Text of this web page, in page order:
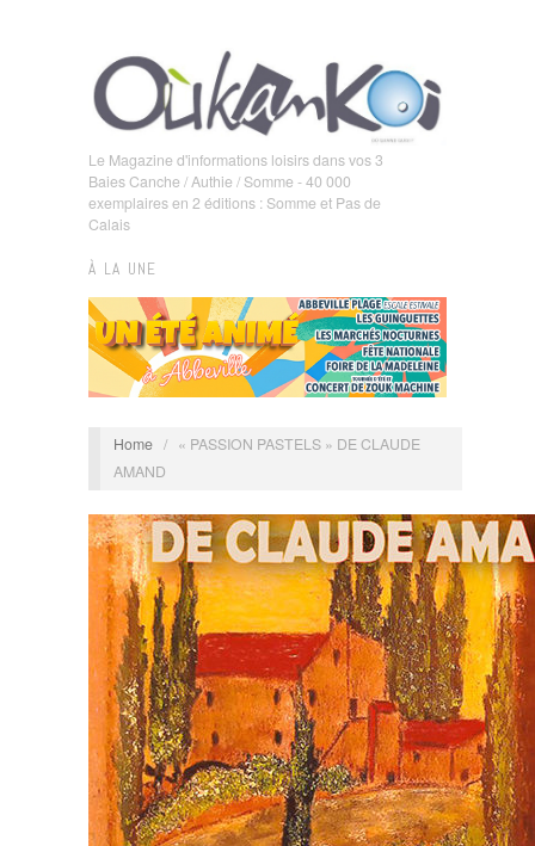
Le Magazine d'informations loisirs dans vos 3
Baies Canche / Authie / Somme - 40 000
exemplaires en 2 éditions : Somme et Pas de
Calais
À LA UNE
Home / « PASSION PASTELS » DE CLAUDE
AMAND